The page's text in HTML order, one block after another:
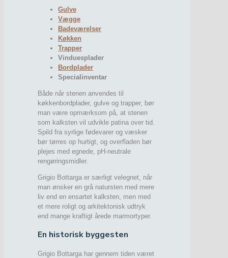
Gulve
Vægge
Badeværelser
Køkken
Trapper
Vinduesplader
Bordplader
Specialinventar
Både når stenen anvendes til
køkkenbordplader, gulve og trapper, bør
man være opmærksom på, at stenen
som kalksten vil udvikle patina over tid.
Spild fra syrlige fødevarer og væsker
bør tørres op hurtigt, og overfladen bør
plejes med egnede, pH-neutrale
rengøringsmidler.
Grigio Bottarga er særligt velegnet, når
man ønsker en grå natursten med mere
liv end en ensartet kalksten, men med
et mere roligt og arkitektonisk udtryk
end mange kraftigt årede marmortyper.
En historisk byggesten
Grigio Bottarga har gennem tiden været